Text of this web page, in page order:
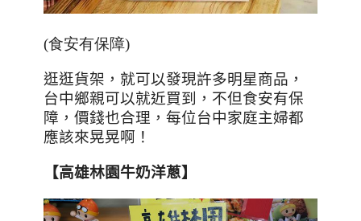
(食安有保障)
逛逛貨架，就可以發現許多明星商品，
台中鄉親可以就近買到，不但食安有保
障，價錢也合理，每位台中家庭主婦都
應該來晃晃啊！
【高雄林園牛奶洋蔥】